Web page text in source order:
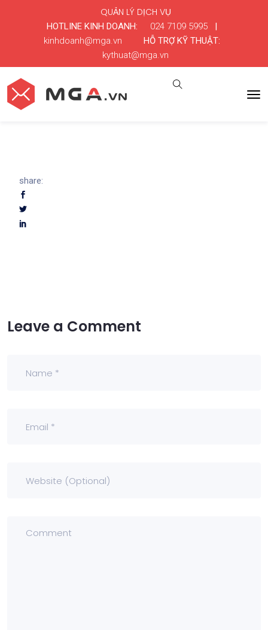
HOTLINE KINH DOANH: 024 7109 5995|
kinhdoanh@mga.vn
HỖ TRỢ KỸ THUẬT:
kythuat@mga.vn
QUẢN LÝ DỊCH VỤ
share:
Leave a Comment